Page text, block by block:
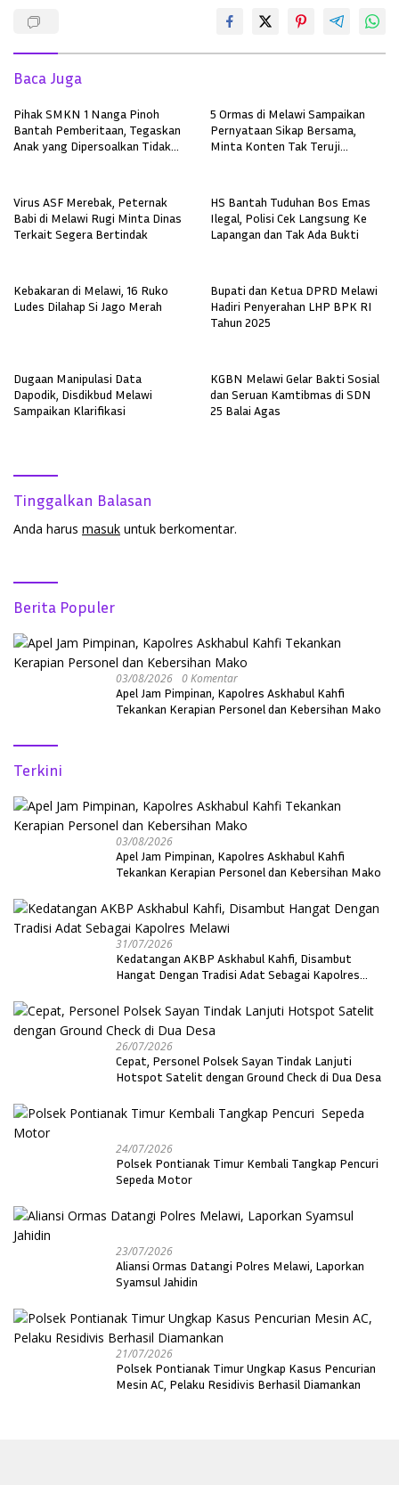
Baca Juga
Pihak SMKN 1 Nanga Pinoh
Bantah Pemberitaan, Tegaskan
Anak yang Dipersoalkan Tidak
5 Ormas di Melawi Sampaikan
Pernyataan Sikap Bersama,
Minta Konten Tak Teruji
Virus ASF Merebak, Peternak
Babi di Melawi Rugi Minta Dinas
Terkait Segera Bertindak
HS Bantah Tuduhan Bos Emas
Ilegal, Polisi Cek Langsung Ke
Lapangan dan Tak Ada Bukti
Kebakaran di Melawi, 16 Ruko
Ludes Dilahap Si Jago Merah
Bupati dan Ketua DPRD Melawi
Hadiri Penyerahan LHP BPK RI
Tahun 2025
Dugaan Manipulasi Data
Dapodik, Disdikbud Melawi
Sampaikan Klarifikasi
KGBN Melawi Gelar Bakti Sosial
dan Seruan Kamtibmas di SDN
25 Balai Agas
Tinggalkan Balasan
Anda harus masuk untuk berkomentar.
Berita Populer
03/08/2026 0 Komentar
Apel Jam Pimpinan, Kapolres Askhabul Kahfi
Tekankan Kerapian Personel dan Kebersihan Mako
Terkini
03/08/2026
Apel Jam Pimpinan, Kapolres Askhabul Kahfi
Tekankan Kerapian Personel dan Kebersihan Mako
31/07/2026
Kedatangan AKBP Askhabul Kahfi, Disambut
Hangat Dengan Tradisi Adat Sebagai Kapolres
26/07/2026
Cepat, Personel Polsek Sayan Tindak Lanjuti
Hotspot Satelit dengan Ground Check di Dua Desa
24/07/2026
Polsek Pontianak Timur Kembali Tangkap Pencuri
Sepeda Motor
23/07/2026
Aliansi Ormas Datangi Polres Melawi, Laporkan
Syamsul Jahidin
21/07/2026
Polsek Pontianak Timur Ungkap Kasus Pencurian
Mesin AC, Pelaku Residivis Berhasil Diamankan